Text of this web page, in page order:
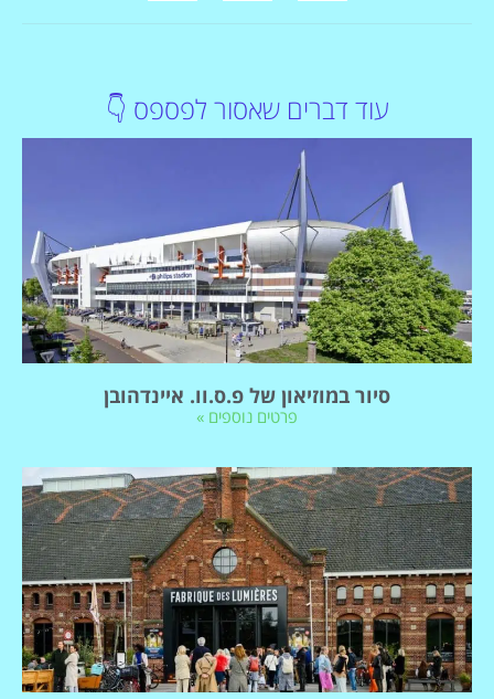
עוד דברים שאסור לפספס 👇
סיור במוזיאון של פ.ס.וו. איינדהובן
פרטים נוספים »